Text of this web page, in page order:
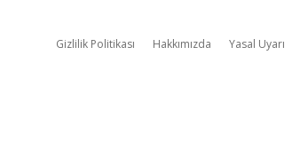
Gizlilik Politikası Hakkımızda Yasal Uyarı